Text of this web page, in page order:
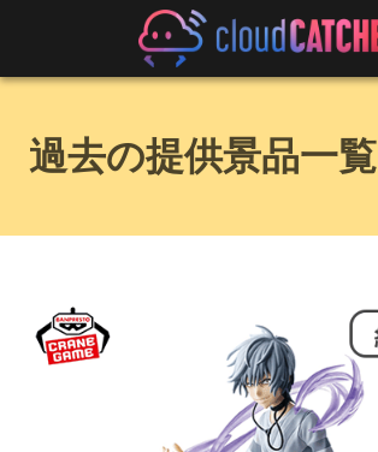
過去の提供景品一覧